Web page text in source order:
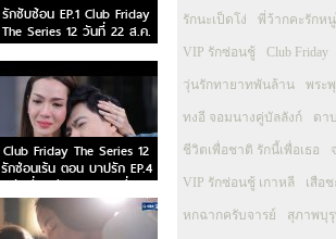
รักซับซ้อน EP.1 Club Friday
The Series 12 วันที่ 22 ส.ค.
63
Club Friday The Series 12
รักซ่อนเร้น ตอน บาปรัก EP.4
วันที่ 7 มี.ค. 63 ตอนที่ 4
รักนะเป็ดโง่ พี่ว้ากคะรักห
VIP รักซ่อนชู้ Club Friday
วุ่นรักทายาทพันล้าน พระ
ทงอี จอมนางคู่บัลลังก์ ดา
ชีวิตเพื่อชาติ รักนี้เพื่อเธอ
VIP รักซ่อนชู้ เกาหลี เสือช
หกฉากครับจารย์ สุภาพบุ